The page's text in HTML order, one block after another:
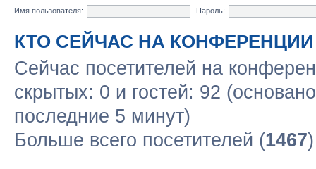
Имя пользователя:
Пароль:
КТО СЕЙЧАС НА КОНФЕРЕНЦИИ
Сейчас посетителей на
скрытых: 0 и гостей: 92
последние 5 минут)
Больше всего посетителей (1467